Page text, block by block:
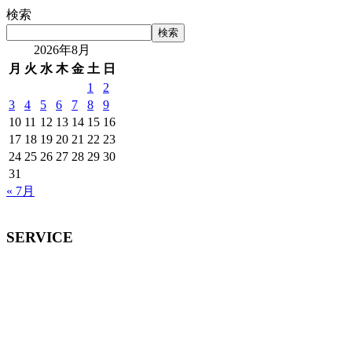
検索
検索
2026年8月
月 火 水 木 金 土 日
1
2
3
4 5 6 7 8
9
10 11 12 13 14 15 16
17 18 19 20 21 22 23
24 25 26 27 28 29 30
31
« 7月
SERVICE